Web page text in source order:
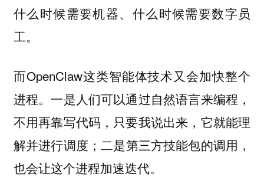
什么时候需要机器、什么时候需要数字员
工。
而OpenClaw这类智能体技术又会加快整个
进程。一是人们可以通过自然语言来编程，
不用再靠写代码，只要我说出来，它就能理
解并进行调度；二是第三方技能包的调用，
也会让这个进程加速迭代。